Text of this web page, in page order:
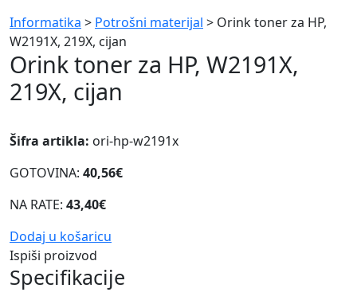
Informatika > Potrošni materijal > Orink toner za HP,
W2191X, 219X, cijan
Orink toner za HP, W2191X,
219X, cijan
Šifra artikla: ori-hp-w2191x
GOTOVINA: 40,56€
NA RATE: 43,40€
Dodaj u košaricu
Ispiši proizvod
Specifikacije